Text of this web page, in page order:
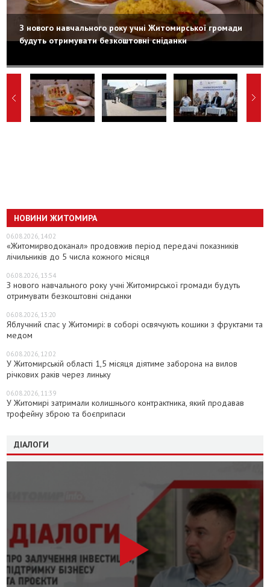
З нового навчального року учні Житомирської громади
будуть отримувати безкоштовні сніданки
НОВИНИ ЖИТОМИРА
06.08.2026, 14:02
«Житомирводоканал» продовжив період передачі показників
лічильників до 5 числа кожного місяця
06.08.2026, 13:54
З нового навчального року учні Житомирської громади будуть
отримувати безкоштовні сніданки
06.08.2026, 13:20
Яблучний спас у Житомирі: в соборі освячують кошики з фруктами та
медом
06.08.2026, 12:02
У Житомирській області 1,5 місяця діятиме заборона на вилов
річкових раків через линьку
06.08.2026, 11:39
У Житомирі затримали колишнього контрактника, який продавав
трофейну зброю та боєприпаси
ДІАЛОГИ